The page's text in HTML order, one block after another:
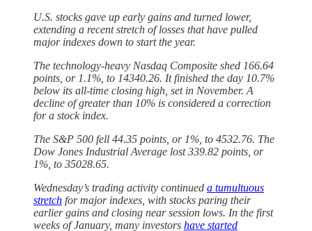
U.S. stocks gave up early gains and turned lower,
extending a recent stretch of losses that have pulled
major indexes down to start the year.
The technology-heavy Nasdaq Composite shed 166.64
points, or 1.1%, to 14340.26. It finished the day 10.7%
below its all-time closing high, set in November. A
decline of greater than 10% is considered a correction
for a stock index.
The S&P 500 fell 44.35 points, or 1%, to 4532.76. The
Dow Jones Industrial Average lost 339.82 points, or
1%, to 35028.65.
Wednesday’s trading activity continued a tumultuous
stretch for major indexes, with stocks paring their
earlier gains and closing near session lows. In the first
weeks of January, many investors have started